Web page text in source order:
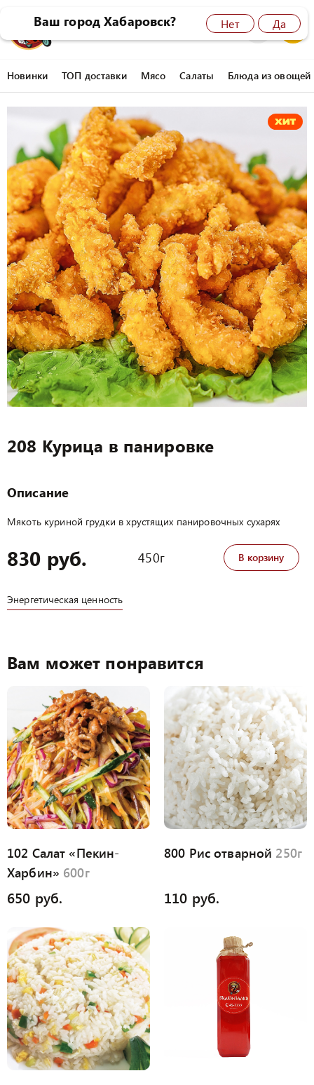
8 (4212) 45-77-77 0
Новинки ТОП доставки Мясо Салаты Блюда из овощей
208 Курица в панировке
Описание
Мякоть куриной грудки в хрустящих панировочных сухарях
830 руб. 450г В корзину
Энергетическая ценность
Вам может понравится
102 Салат «Пекин-
Харбин» 600г
650 руб.
800 Рис отварной 250г
110 руб.
Ваш город Хабаровск? Да
Нет